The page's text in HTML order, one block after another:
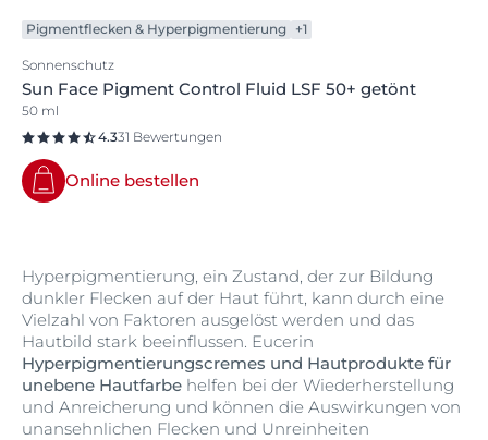
Pigmentflecken & Hyperpigmentierung +1
Sonnenschutz
Sun Face Pigment Control Fluid LSF 50+ getönt
50 ml
4.331 Bewertungen
Online bestellen
Hyperpigmentierung, ein Zustand, der zur Bildung
dunkler Flecken auf der Haut führt, kann durch eine
Vielzahl von Faktoren ausgelöst werden und das
Hautbild stark beeinflussen. Eucerin
Hyperpigmentierungscremes und Hautprodukte für
unebene Hautfarbe helfen bei der Wiederherstellung
und Anreicherung und können die Auswirkungen von
unansehnlichen Flecken und Unreinheiten